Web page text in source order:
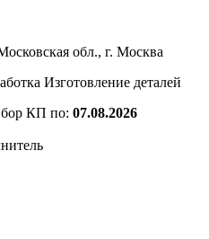
обл., г. Москва
Изготовление деталей
КП по: 07.08.2026